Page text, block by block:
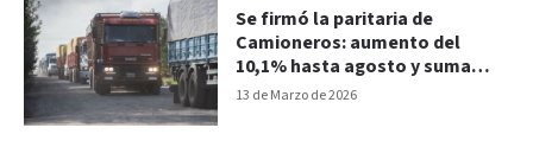
13 de Marzo de 2026
Se firmó la paritaria de
Camioneros: aumento del
10,1% hasta agosto y suma
extra en marzo